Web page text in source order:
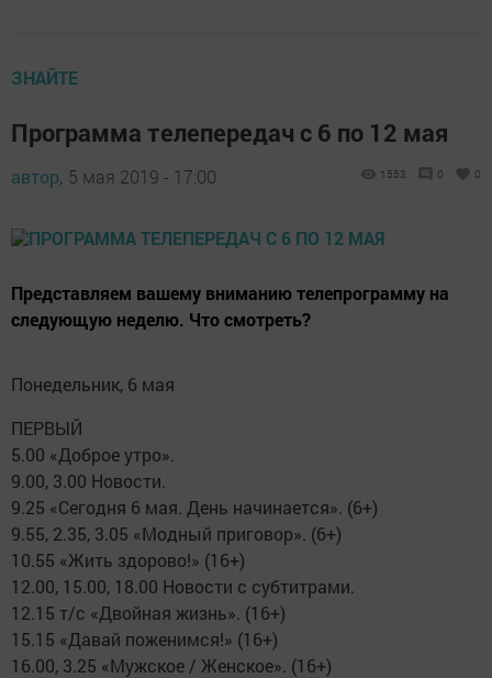
ЗНАЙТЕ
Программа телепередач с 6 по 12 мая
автор, 5 мая 2019 - 17:00 1553 0 0
Представляем вашему вниманию телепрограмму на
следующую неделю. Что смотреть?
Понедельник, 6 мая
ПЕРВЫЙ
5.00 «Доброе утро».
9.00, 3.00 Новости.
9.25 «Сегодня 6 мая. День начинается». (6+)
9.55, 2.35, 3.05 «Модный приговор». (6+)
10.55 «Жить здорово!» (16+)
12.00, 15.00, 18.00 Новости с субтитрами.
12.15 т/с «Двойная жизнь». (16+)
15.15 «Давай поженимся!» (16+)
16.00, 3.25 «Мужское / Женское». (16+)